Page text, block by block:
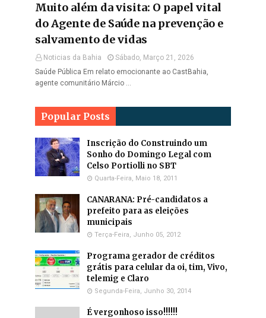
Muito além da visita: O papel vital
do Agente de Saúde na prevenção e
salvamento de vidas
Noticias da Bahia
Sábado, Março 21, 2026
Saúde Pública Em relato emocionante ao CastBahia,
agente comunitário Márcio …
Popular Posts
Inscrição do Construindo um
Sonho do Domingo Legal com
Celso Portiolli no SBT
Quarta-Feira, Maio 18, 2011
CANARANA: Pré-candidatos a
prefeito para as eleições
municipais
Terça-Feira, Junho 05, 2012
Programa gerador de créditos
grátis para celular da oi, tim, Vivo,
telemig e Claro
Segunda-Feira, Junho 30, 2014
É vergonhoso isso!!!!!!